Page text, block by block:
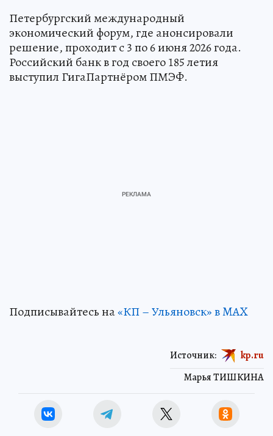
Петербургский международный
экономический форум, где анонсировали
решение, проходит с 3 по 6 июня 2026 года.
Российский банк в год своего 185 летия
выступил ГигаПартнёром ПМЭФ.
Подписывайтесь на«КП – Ульяновск» в MAX
Марья ТИШКИНА
Источник: kp.ru